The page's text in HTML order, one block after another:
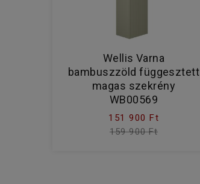
Wellis Varna
bambuszzöld függesztett
magas szekrény
WB00569
151 900 Ft
159 900 Ft